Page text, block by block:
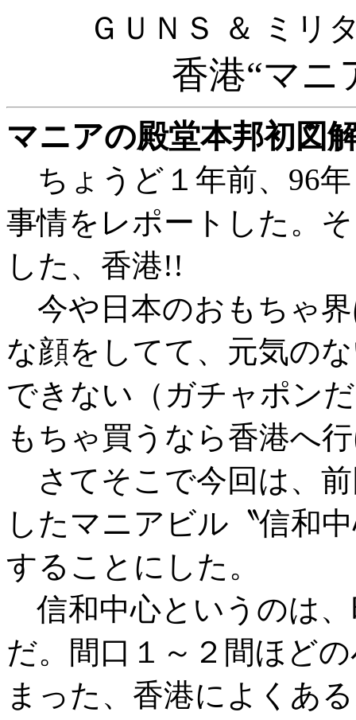
ＧＵＮＳ ＆ ミリ
香港“マニ
マニアの殿堂本邦初図
ちょうど１年前、96
事情をレポートした。
した、香港!!
今や日本のおもちゃ
な顔をしてて、元気の
できない（ガチャポン
もちゃ買うなら香港へ
さてそこで今回は、
したマニアビル〝信和
することにした。
信和中心というのは
だ。間口１～２間ほど
まった、香港によくあ